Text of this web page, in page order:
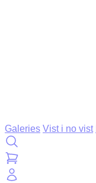
Galeries Vist i no vist